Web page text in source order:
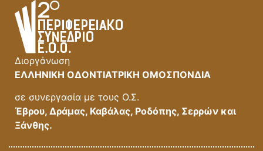
Διοργάνωση
ΕΛΛΗΝΙΚΗ ΟΔΟΝΤΙΑΤΡΙΚΗ ΟΜΟΣΠΟΝΔΙΑ
σε συνεργασία με τους Ο.Σ.
Έβρου, Δράμας, Καβάλας, Ροδόπης, Σερρών και
Ξάνθης.